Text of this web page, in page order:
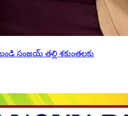
సంజయ్ తల్లి శకుంతలకు